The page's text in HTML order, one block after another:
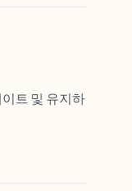
트 및 유지하